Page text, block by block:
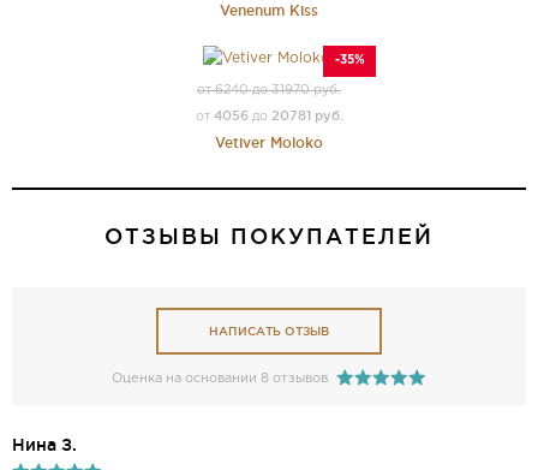
Venenum Kiss
-35%
от 6240 до 31970 руб.
от 4056до 20781 руб.
Vetiver Moloko
ОТЗЫВЫ ПОКУПАТЕЛЕЙ
НАПИСАТЬ ОТЗЫВ
Оценка на основании 8 отзывов
Нина З.